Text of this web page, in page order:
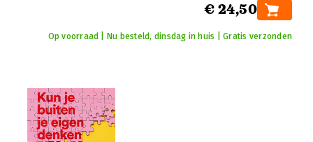
€ 24,50
Op voorraad | Nu besteld, dinsdag in huis | Gratis verzonden